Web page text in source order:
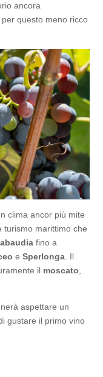
ancora
per questo meno ricco
clima ancor più mite
turismo marittimo che
fino a
eSperlonga . Il
il moscato
aspettare un
gustare il primo vino